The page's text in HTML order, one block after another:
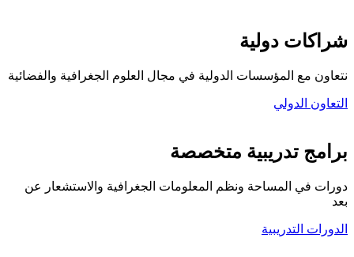
شراكات دولية
نتعاون مع المؤسسات الدولية في مجال العلوم الجغرافية والفضائية
التعاون الدولي
برامج تدريبية متخصصة
دورات في المساحة ونظم المعلومات الجغرافية والاستشعار عن
بعد
الدورات التدريبية